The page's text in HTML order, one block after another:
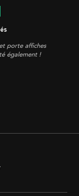
porte affiches
également !